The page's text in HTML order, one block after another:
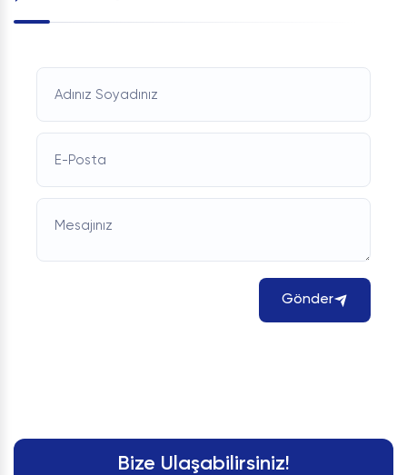
Adınız Soyadınız
E-Posta
Mesajınız
Gönder
Bize Ulaşabilirsiniz!